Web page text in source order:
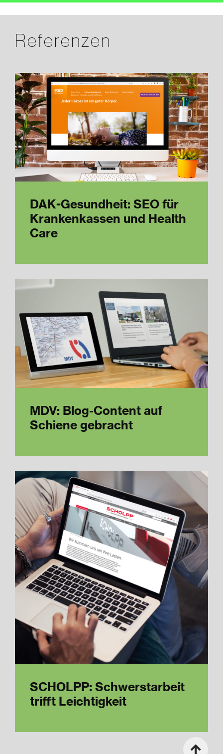
Referenzen
DAK-Gesundheit: SEO für
Krankenkassen und Health
Care
MDV: Blog-Content auf
Schiene gebracht
SCHOLPP: Schwerstarbeit
trifft Leichtigkeit